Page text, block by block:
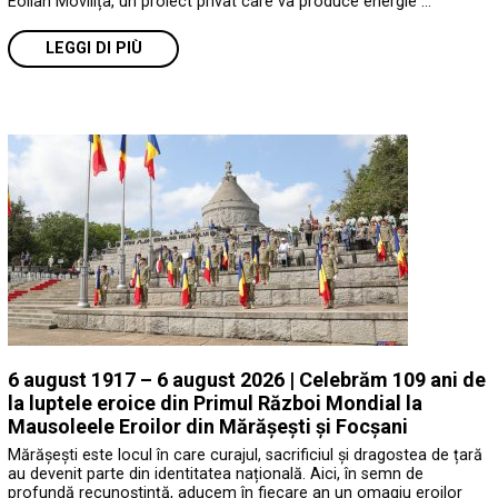
LEGGI DI PIÙ
6 august 1917 – 6 august 2026 | Celebrăm 109 ani de
la luptele eroice din Primul Război Mondial la
Mausoleele Eroilor din Mărășești și Focșani
Mărășești este locul în care curajul, sacrificiul și dragostea de țară
au devenit parte din identitatea națională. Aici, în semn de
profundă recunoștință, aducem în fiecare an un omagiu eroilor